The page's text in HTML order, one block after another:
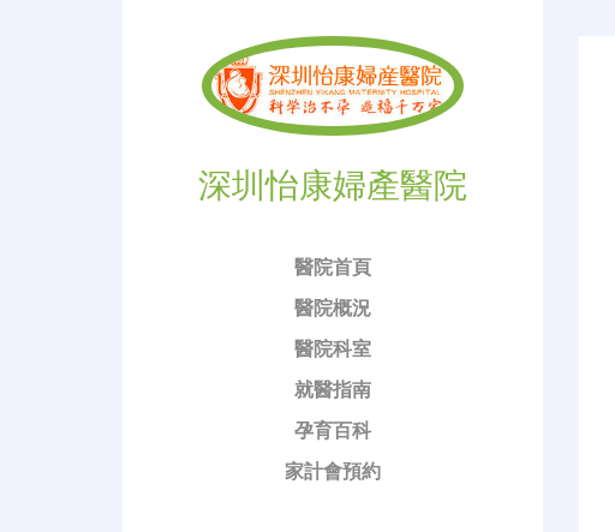
深圳怡康婦產醫院
醫院首頁
醫院概況
醫院科室
就醫指南
孕育百科
家計會預約